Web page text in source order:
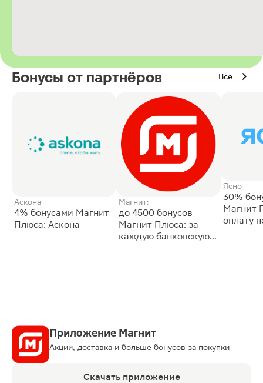
Бонусы от партнёров Все
Аскона
4% бонусами Магнит
Плюса: Аскона
Магнит:
до 4500 бонусов
Магнит Плюса: за
каждую банковскую
Ясно
30%
Магнит
оплату
Приложение Магнит
Акции, доставка и больше бонусов за покупки
Скачать приложение